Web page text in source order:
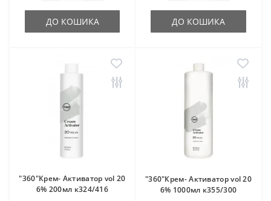
ДО КОШИКА ДО КОШИКА
"360"Крем- Активатор vol 20
6% 200мл к324/416
"360"Крем- Активатор vol 20
6% 1000мл к355/300